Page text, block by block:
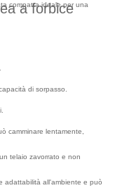
compatta ideale per una
a forbice
di sorpasso.
camminare lentamente,
telaio zavorrato e non
adattabilità all'ambiente e può